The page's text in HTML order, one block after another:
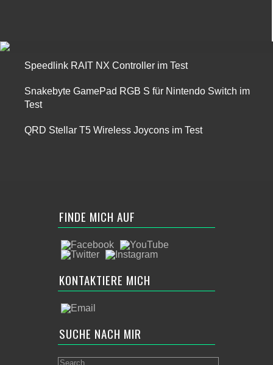
Speedlink RAIT NX Controller im Test
Snakebyte GamePad RGB S für Nintendo Switch im
Test
QRD Stellar T5 Wireless Joycons im Test
FINDE MICH AUF
KONTAKTIERE MICH
SUCHE NACH MIR